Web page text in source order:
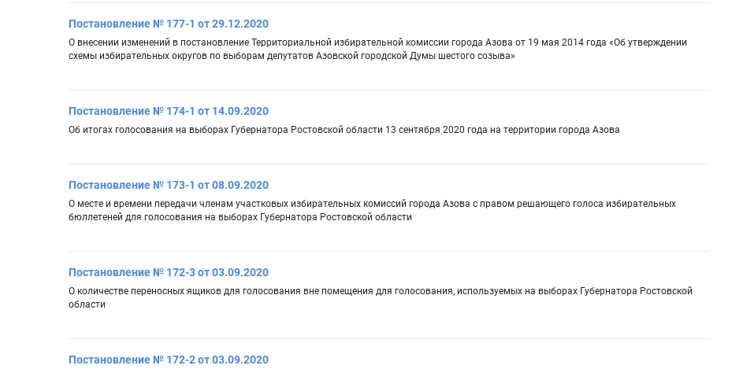
Постановление № 177-1 от 29.12.2020
О внесении изменений в постановление Территориальной избирательной комиссии города Азова от 19 мая 2014 года «Об утверждении
схемы избирательных округов по выборам депутатов Азовской городской Думы шестого созыва»
Постановление № 174-1 от 14.09.2020
Об итогах голосования на выборах Губернатора Ростовской области 13 сентября 2020 года на территории города Азова
Постановление № 173-1 от 08.09.2020
О месте и времени передачи членам участковых избирательных комиссий города Азова с правом решающего голоса избирательных
бюллетеней для голосования на выборах Губернатора Ростовской области
Постановление № 172-3 от 03.09.2020
О количестве переносных ящиков для голосования вне помещения для голосования, используемых на выборах Губернатора Ростовской
области
Постановление № 172-2 от 03.09.2020